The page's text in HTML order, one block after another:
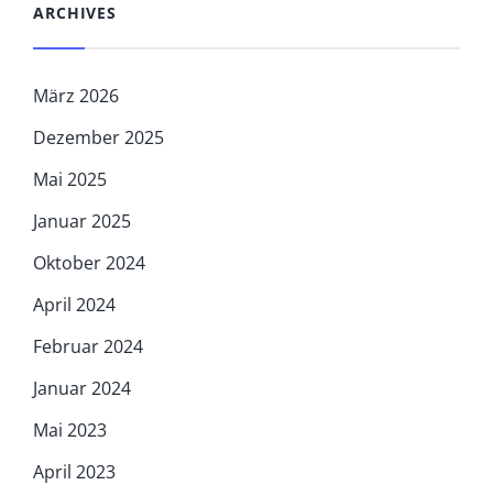
ARCHIVES
März 2026
Dezember 2025
Mai 2025
Januar 2025
Oktober 2024
April 2024
Februar 2024
Januar 2024
Mai 2023
April 2023